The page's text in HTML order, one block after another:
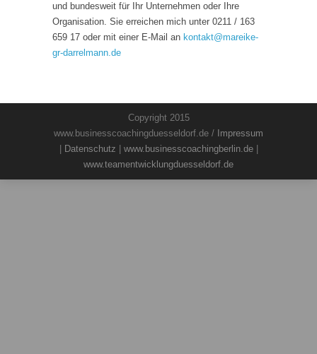
und bundesweit für Ihr Unternehmen oder Ihre
Organisation. Sie erreichen mich unter 0211 / 163
659 17 oder mit einer E-Mail an kontakt@mareike-
gr-darrelmann.de
Copyright 2015
www.businesscoachingduesseldorf.de / Impressum
Datenschutz www.businesscoachingberlin.de|
www.teamentwicklungduesseldorf.de